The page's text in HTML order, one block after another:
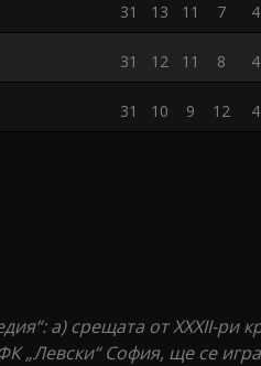
31 13 11 7
31 12 11 8
31 10 9 12
а) срещата от XXXII-ри
„Левски“ София, ще се